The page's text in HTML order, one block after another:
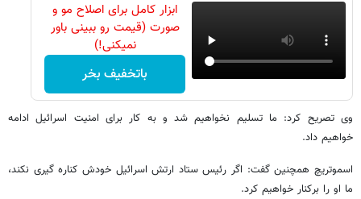
ابزار کامل برای اصلاح مو و
صورت (قیمت رو ببینی باور
نمیکنی!)
باتخفیف بخر
وی تصریح کرد: ما تسلیم نخواهیم شد و به کار برای امنیت اسرائیل ادامه
خواهیم داد.
اسموتریچ همچنین گفت: اگر رئیس ستاد ارتش اسرائیل خودش کناره گیری نکند،
ما او را برکنار خواهیم کرد.